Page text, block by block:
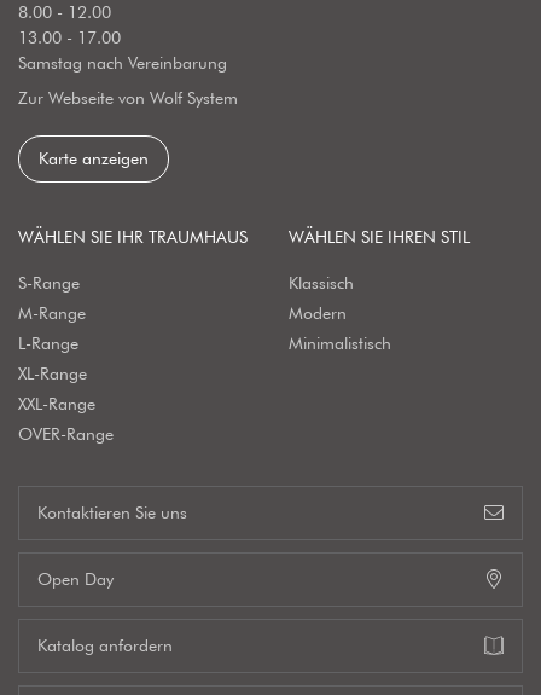
8.00 - 12.00
13.00 - 17.00
Samstag nach Vereinbarung
Zur Webseite von Wolf System
Karte anzeigen
WÄHLEN SIE IHR TRAUMHAUS
S-Range
M-Range
L-Range
XL-Range
XXL-Range
OVER-Range
WÄHLEN SIE IHREN STIL
Klassisch
Modern
Minimalistisch
Kontaktieren Sie uns
Open Day
Katalog anfordern